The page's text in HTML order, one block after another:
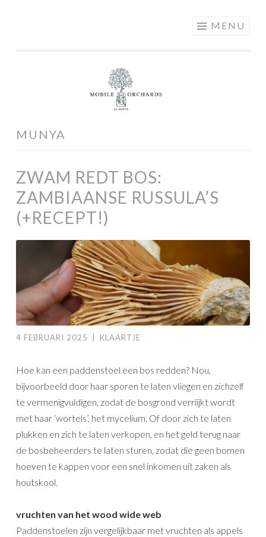
MENU
MUNYA
ZWAM REDT BOS:
ZAMBIAANSE RUSSULA’S
(+RECEPT!)
4 FEBRUARI 2025 KLAARTJE
Hoe kan een paddenstoel een bos redden? Nou,
bijvoorbeeld door haar sporen te laten vliegen en zichzelf
te vermenigvuldigen, zodat de bosgrond verriijkt wordt
met haar ‘wortels’, het mycelium. Of door zich te laten
plukken en zich te laten verkopen, en het geld terug naar
de bosbeheerders te laten sturen, zodat die geen bomen
hoeven te kappen voor een snel inkomen uit zaken als
houtskool.
vruchten van het wood wide web
Paddenstoelen zijn vergelijkbaar met vruchten als appels